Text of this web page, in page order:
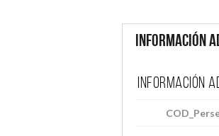
Información
Información